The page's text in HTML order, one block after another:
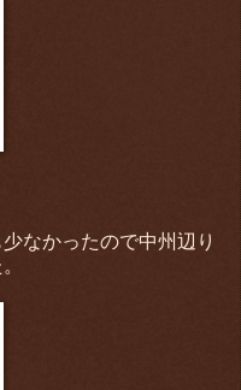
なかったので中州辺り